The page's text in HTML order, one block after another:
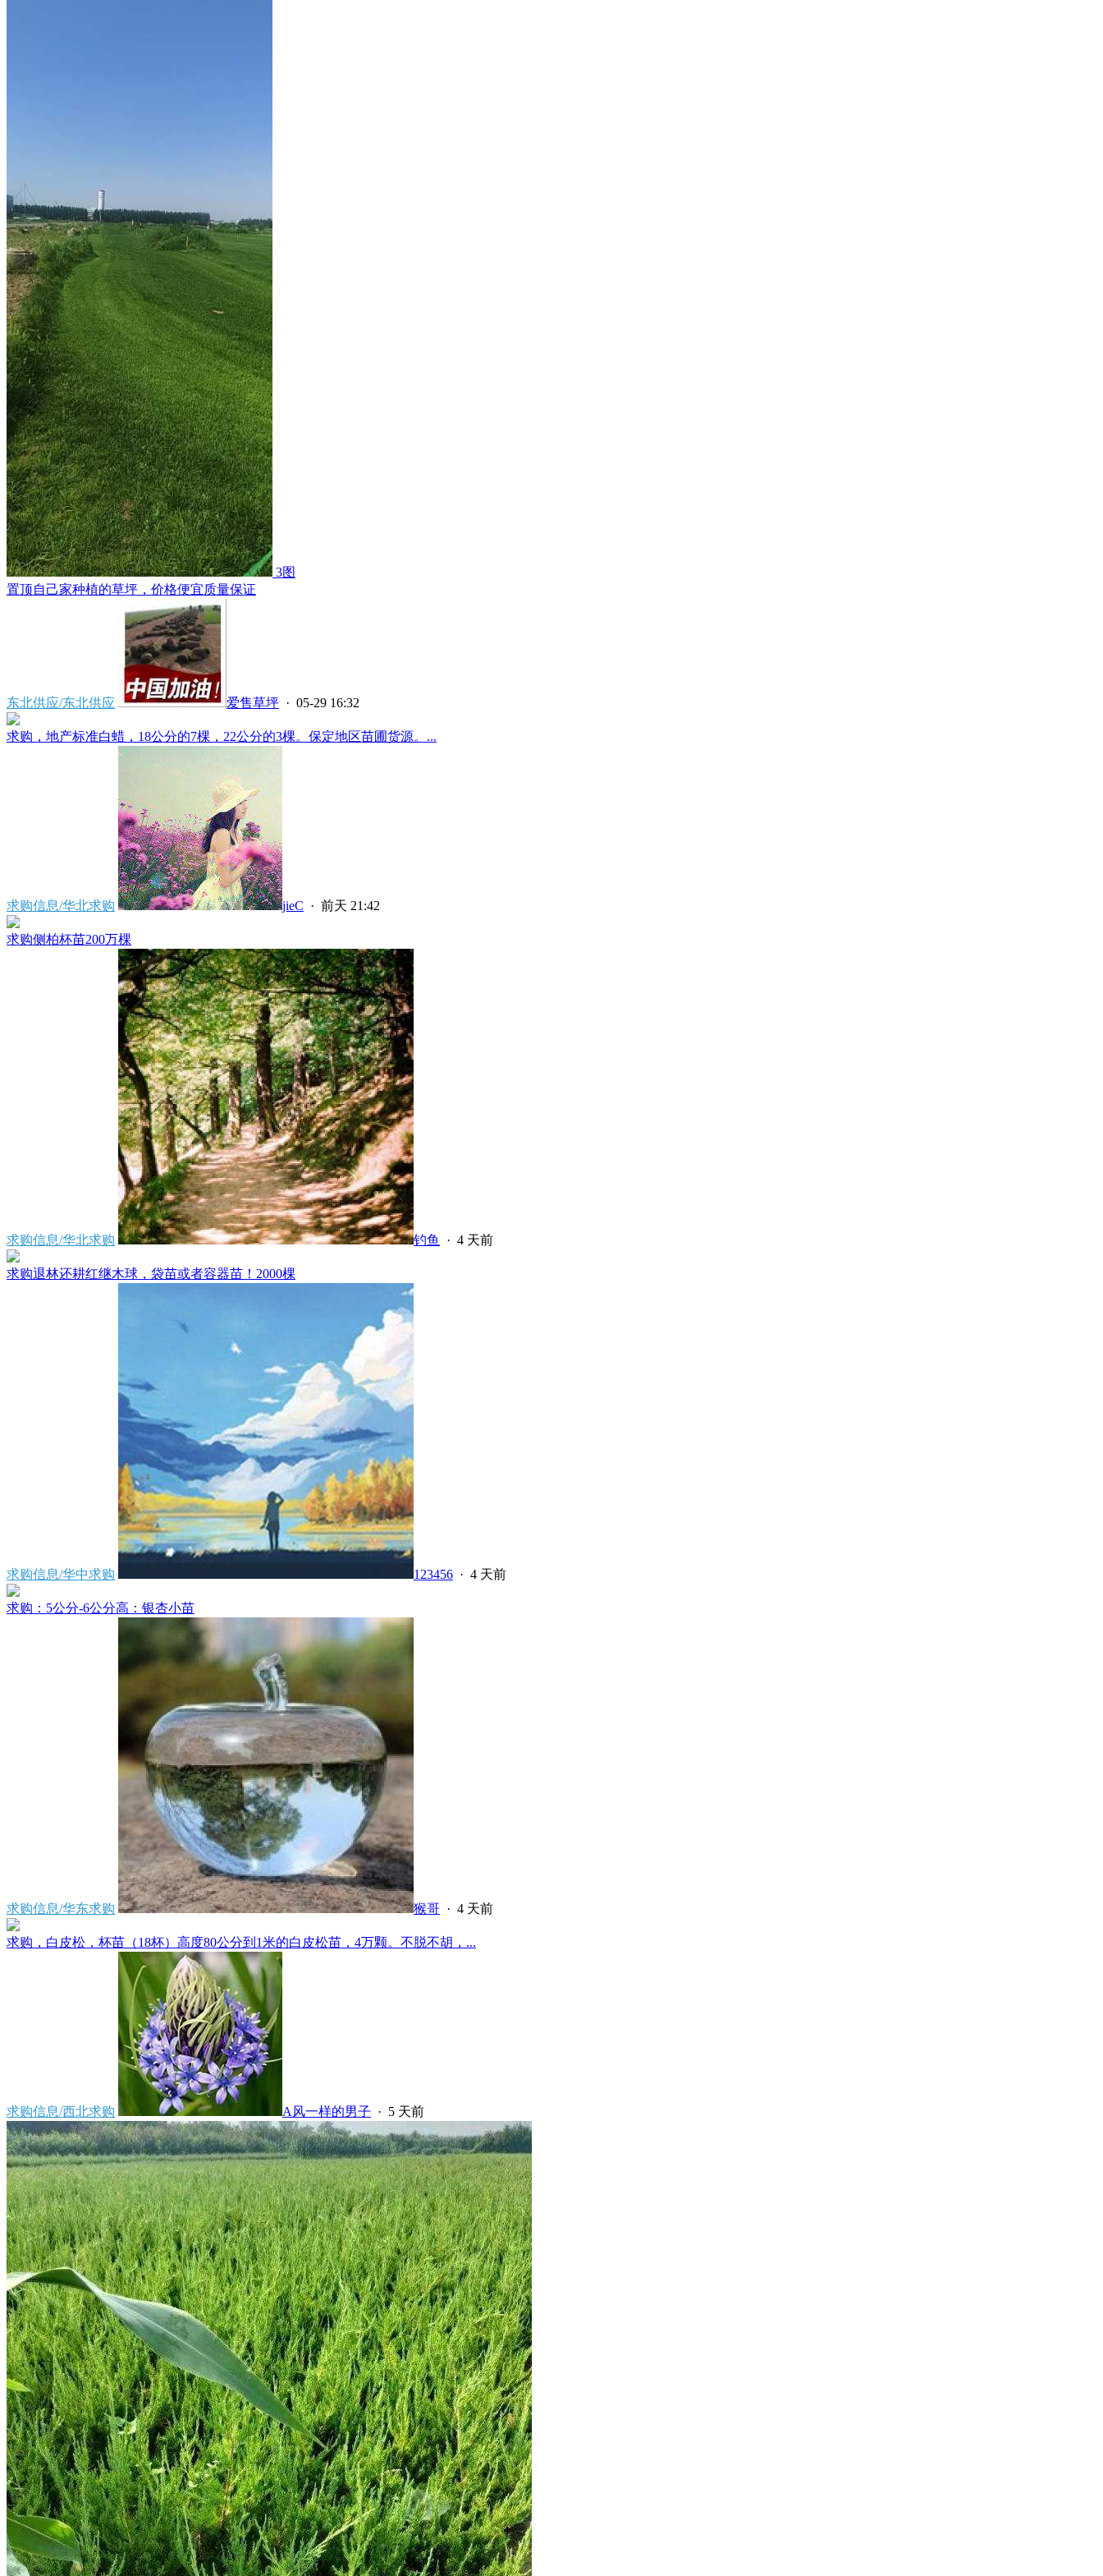
3图
置顶自己家种植的草坪，价格便宜质量保证
东北供应/东北供应 爱售草坪 · 05-29 16:32
求购，地产标准白蜡，18公分的7棵，22公分的3棵。保定地区苗圃货源。...
求购信息/华北求购 jieC · 前天 21:42
求购侧柏杯苗200万棵
求购信息/华北求购 钓鱼 · 4 天前
求购退林还耕红继木球，袋苗或者容器苗！2000棵
求购信息/华中求购 123456 · 4 天前
求购：5公分-6公分高：银杏小苗
求购信息/华东求购 猴哥 · 4 天前
求购，白皮松，杯苗（18杯）高度80公分到1米的白皮松苗，4万颗。不脱不胡，...
求购信息/西北求购 A风一样的男子 · 5 天前